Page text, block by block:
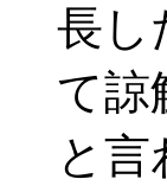
長し
て諒
と